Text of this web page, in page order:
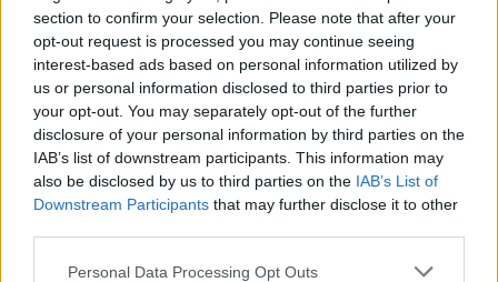
section to confirm your selection. Please note that after your
opt-out request is processed you may continue seeing
interest-based ads based on personal information utilized by
us or personal information disclosed to third parties prior to
your opt-out. You may separately opt-out of the further
disclosure of your personal information by third parties on the
IAB’s list of downstream participants. This information may
also be disclosed by us to third parties on the IAB’s List of
Downstream Participants that may further disclose it to other
Personal Data Processing Opt Outs
Governo admite não saber como militar dispensado recebeu
arma em Portalegre
O secretário de Estado Adjunto e da Administração Interna, Paulo
Simões Ribeiro, confirmou ao...